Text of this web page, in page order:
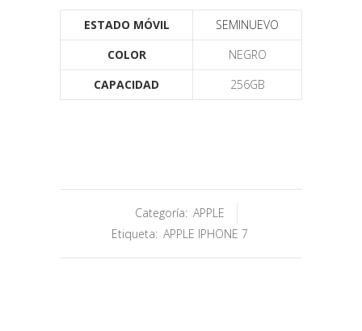
ESTADO MÓVIL
SEMINUEVO
COLOR
NEGRO
CAPACIDAD
256GB
Categoría: APPLE
Etiqueta: APPLE IPHONE 7